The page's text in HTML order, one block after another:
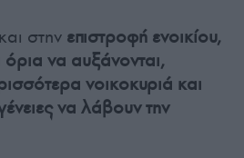
στην επιστροφή ενοικίου,
να αυξάνονται,
νοικοκυριά και
να λάβουν την